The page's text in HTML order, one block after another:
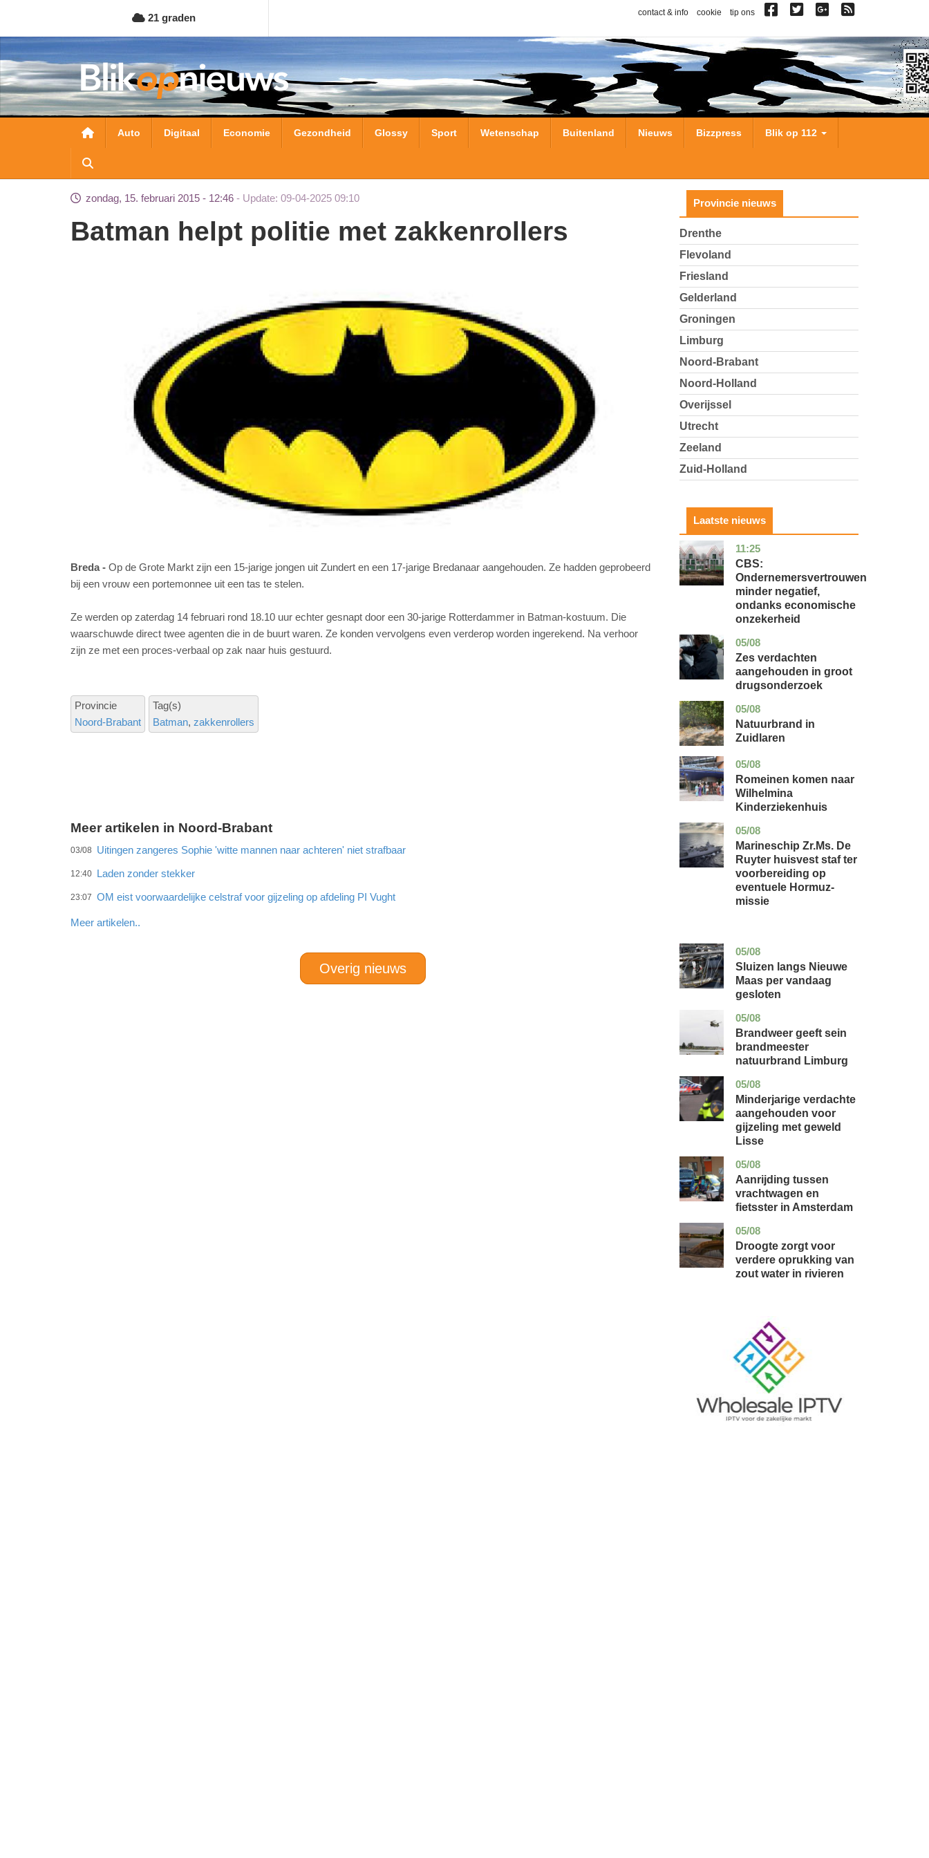
naar
de
inhoud
gaan
21 graden contact & info cookie tip ons
Hoofdnavigatie
Auto Digitaal Economie Gezondheid Glossy Sport Wetenschap Buitenland Nieuws Bizzpress Blik op 112
zondag, 15. februari 2015 - 12:46 Update: 09-04-2025 09:10
Batman helpt politie met zakkenrollers
Breda
Op de Grote Markt zijn een 15-jarige jongen uit Zundert en een 17-jarige Bredanaar aangehouden. Ze hadden geprobeerd
bij een vrouw een portemonnee uit een tas te stelen.
Ze werden op zaterdag 14 februari rond 18.10 uur echter gesnapt door een 30-jarige Rotterdammer in Batman-kostuum. Die
waarschuwde direct twee agenten die in de buurt waren. Ze konden vervolgens even verderop worden ingerekend. Na verhoor
zijn ze met een proces-verbaal op zak naar huis gestuurd.
Provincie
Noord-Brabant
Tag(s)
Batman zakkenrollers
Meer artikelen in Noord-Brabant
03/08 Uitingen zangeres Sophie 'witte mannen naar achteren' niet strafbaar
12:40 Laden zonder stekker
23:07 OM eist voorwaardelijke celstraf voor gijzeling op afdeling PI Vught
Meer artikelen..
Overig nieuws
Provincie nieuws
Drenthe
Flevoland
Friesland
Gelderland
Groningen
Limburg
Noord-Brabant
Noord-Holland
Overijssel
Utrecht
Zeeland
Zuid-Holland
Laatste nieuws
11:25
zuid-
holland
economie
CBS:
Ondernemersvertrouwen
minder negatief,
ondanks economische
onzekerheid
05/08
zuid-
holland
nieuws
Zes verdachten
aangehouden in groot
drugsonderzoek
05/08
drenthe
nieuws
Natuurbrand in
Zuidlaren
05/08
utrecht
nieuws
Romeinen komen naar
Wilhelmina
Kinderziekenhuis
05/08
zuid-
holland
nieuws
Marineschip Zr.Ms. De
Ruyter huisvest staf ter
voorbereiding op
eventuele Hormuz-
missie
05/08
zuid-
holland
nieuws
Sluizen langs Nieuwe
Maas per vandaag
gesloten
05/08
limburg
nieuws
Brandweer geeft sein
brandmeester
natuurbrand Limburg
05/08
zuid-
holland
nieuws
Minderjarige verdachte
aangehouden voor
gijzeling met geweld
Lisse
05/08
noord-
holland
nieuws
Aanrijding tussen
vrachtwagen en
fietsster in Amsterdam
05/08
gelderland
nieuws
Droogte zorgt voor
verdere oprukking van
zout water in rivieren